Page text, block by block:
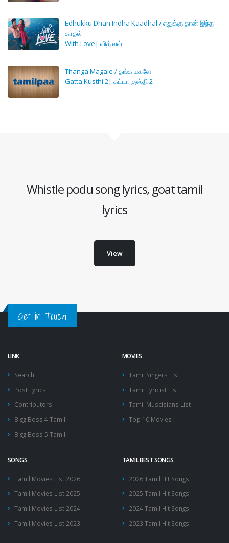
Edhukku Dhan Indha Kaadhal / எதுக்கு தான் இந்த
காதல்
With Love| வித் லவ்
Thanga Magale / தங்க மகளே
Gatta Kusthi 2| கட்டா குஸ்தி 2
Whistle podu song lyrics, goat tamil
lyrics
View
Get in Touch
LINK
Search
Post Lyrics
Contributors
Bigg Boss 4 Tamil
Bigg Boss 5 Tamil
MOVIES
Tamil Singers List
Tamil Lyricist List
Tamil Muscisians List
Top 10 Movies
SONGS
Tamil Movies List 2026
Tamil Movies List 2025
Tamil Movies List 2024
Tamil Movies List 2023
TAMIL BEST SONGS
2026 Tamil Hit Songs
2025 Tamil Hit Songs
2024 Tamil Hit Songs
2023 Tamil Hit Songs